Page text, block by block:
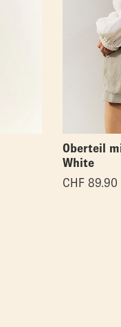
Oberteil
White
CHF89.90